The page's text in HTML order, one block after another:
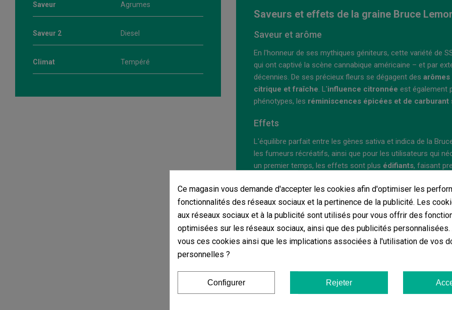
Saveur Agrumes
Saveur 2 Diesel
Climat Tempéré
Saveurs et effets de la graine Bruce
Saveur et arôme
En l'honneur de ses mythiques géniteurs, cette variété de
qui ont captivé la scène cannabique américaine – et par
décennies. De ses précieux fleurs se dégagent des
citrique et fraîche. L'influence citronnée est également
phénotypes, les réminiscences épicées et de carburant
Effets
L'équilibre parfait entre les gènes sativa et indica de la
les fumeurs récréatifs, ainsi que pour les utilisateurs qui
un premier temps, les effets sont plus édifiants, faisant
socialisation avec les autres fumeurs. Par la suite, ces
en plaisir et ensoulagement physique, ce qui en fait une
être, bonheur et calme.
Données importantes sur la variété Bruce Lemon
Sativa/Indica: 50/50 %.
Ce magasin vous demande d'accepter les cookies afin d'optimiser les
fonctionnalités des réseaux sociaux et la pertinence de la publicité. Les
aux réseaux sociaux et à la publicité sont utilisés pour vous offrir des
optimisées sur les réseaux sociaux, ainsi que des publicités
vous ces cookies ainsi que les implications associées à l'utilisation de vos
personnelles ?
Configurer Rejeter